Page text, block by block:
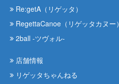
Re:getA（リゲッタ）
RegettaCanoe（リゲッタカヌー）
2ball -ツヴォル-
店舗情報
リゲッタちゃんねる